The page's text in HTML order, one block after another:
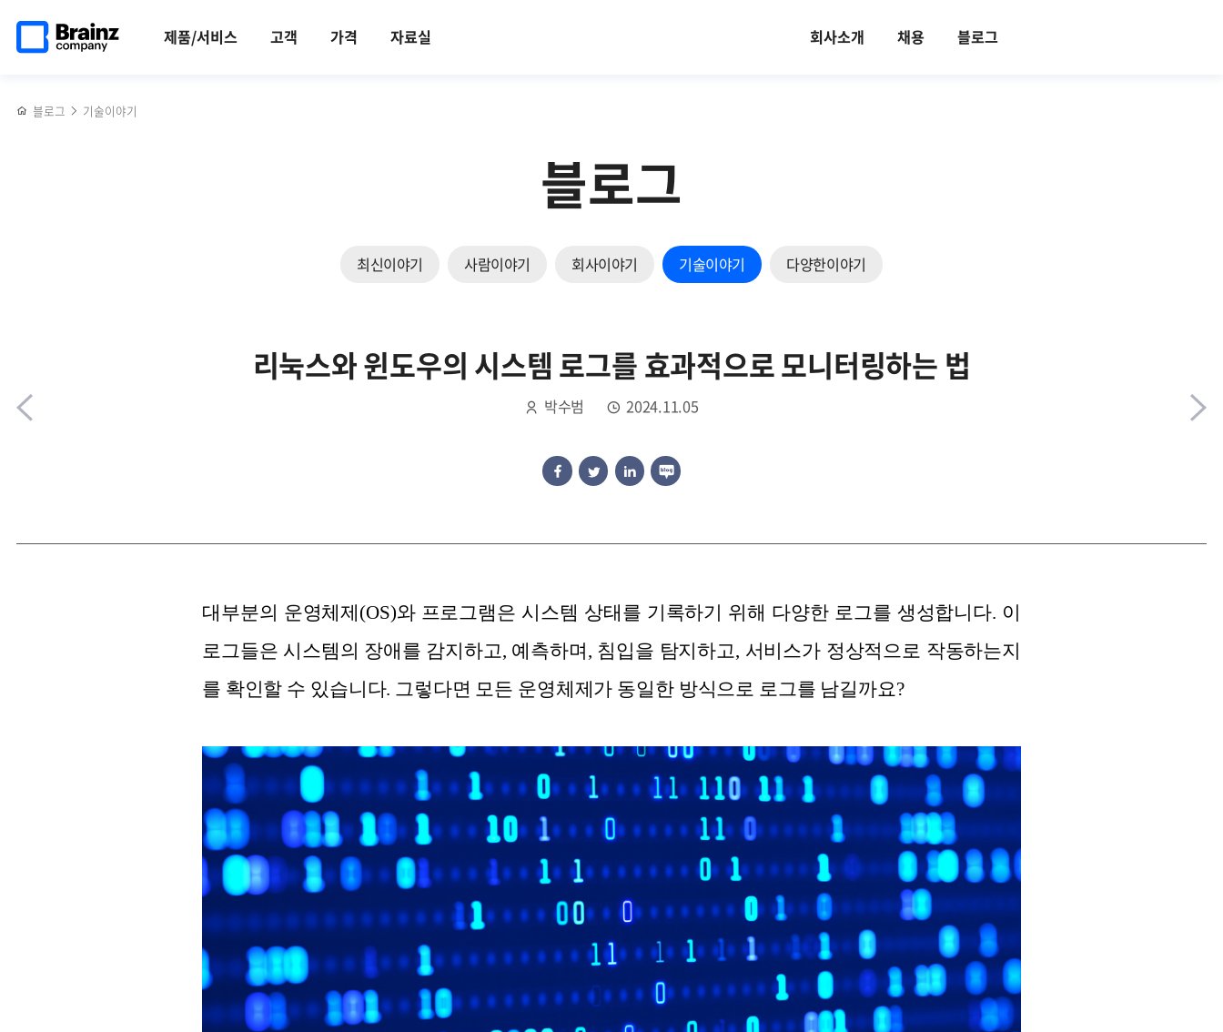
건너뛰기
제품/서비스 고객 가격 자료실 회사소개 채용 블로그
페이지로
블로그 기술이야기
블로그
최신이야기 사람이야기 회사이야기 기술이야기 다양한이야기
2024
가을문화행사
리눅스와 윈도우의 시스템 로그를 효과적으로 모니터링하는 법
박수범 2024.11.05
공유하기
공유하기
공유하기
공유하기
문체부로부터
'여가친화인증기업'으로
대부분의 운영체제(OS)와 프로그램은 시스템 상태를 기록하기 위해 다양한 로그를 생성합니다. 이
로그들은 시스템의 장애를 감지하고, 예측하며, 침입을 탐지하고, 서비스가 정상적으로 작동하는지
를 확인할 수 있습니다. 그렇다면 모든 운영체제가 동일한 방식으로 로그를 남길까요?